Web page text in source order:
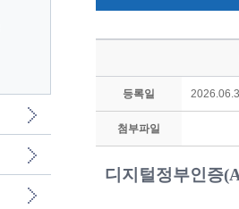
등록일
첨부파일
디지털정부인증